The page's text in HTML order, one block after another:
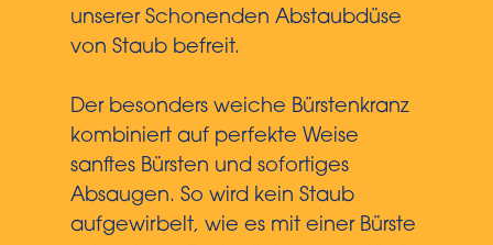
unserer Schonenden Abstaubdüse
von Staub befreit.
Der besonders weiche Bürstenkranz
kombiniert auf perfekte Weise
sanftes Bürsten und sofortiges
Absaugen. So wird kein Staub
aufgewirbelt, wie es mit einer Bürste